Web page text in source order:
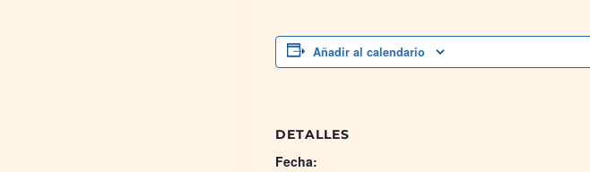
Añadir al calendario
DETALLES
Fecha: